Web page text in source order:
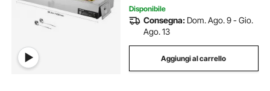
Disponibile
Consegna: Dom. Ago. 9 - Gio.
Ago. 13
Aggiungi al carrello